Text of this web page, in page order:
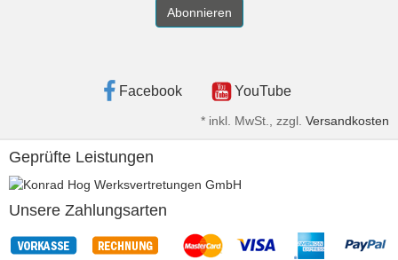
Abonnieren
Facebook YouTube
* inkl. MwSt., zzgl. Versandkosten
Geprüfte Leistungen
Unsere Zahlungsarten